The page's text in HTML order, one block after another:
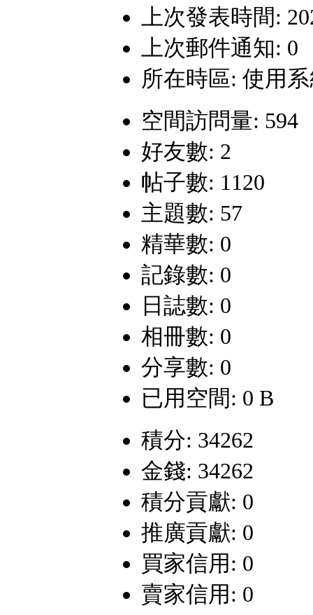
上次發表時間:
上次郵件通知: 0
所在時區: 使用
空間訪問量: 594
好友數: 2
帖子數: 1120
主題數: 57
精華數: 0
記錄數: 0
日誌數: 0
相冊數: 0
分享數: 0
已用空間: 0 B
積分: 34262
金錢: 34262
積分貢獻: 0
推廣貢獻: 0
買家信用: 0
賣家信用: 0